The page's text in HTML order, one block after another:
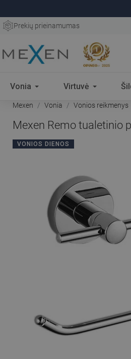
Prekių prieinamumas
Vonia Virtuvė
Mexen Vonia Vonios reikmenys
Mexen Remo tualetinio
VONIOS DIENOS